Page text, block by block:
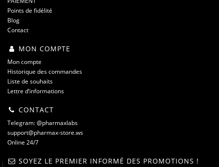
Points de fidélité
Blog
Contact
MON COMPTE
Mon compte
Historique des commandes
Liste de souhaits
Lettre d’informations
CONTACT
Telegram: @pharmaxlabs
support@pharmax-store.ws
Online 24/7
SOYEZ LE PREMIER INFORMÉ DES PROMOTIONS !